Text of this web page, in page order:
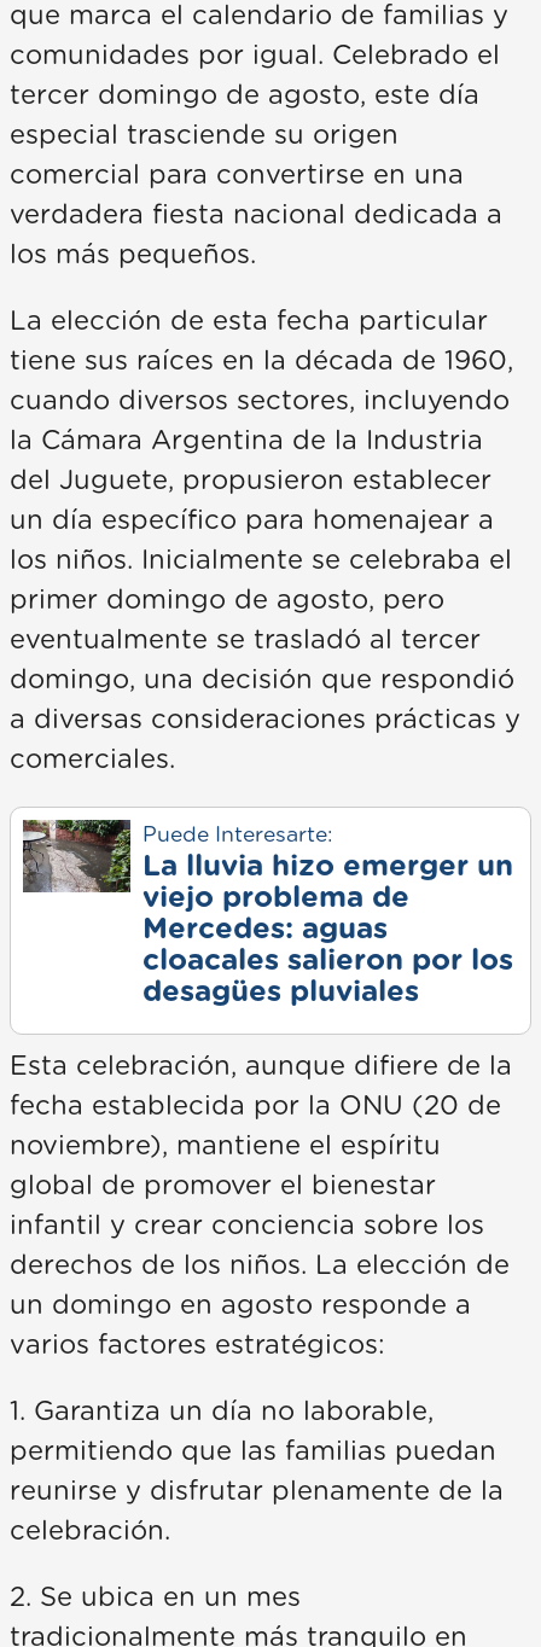
que marca el calendario de familias y
comunidades por igual. Celebrado el
tercer domingo de agosto, este día
especial trasciende su origen
comercial para convertirse en una
verdadera fiesta nacional dedicada a
los más pequeños.
La elección de esta fecha particular
tiene sus raíces en la década de 1960,
cuando diversos sectores, incluyendo
la Cámara Argentina de la Industria
del Juguete, propusieron establecer
un día específico para homenajear a
los niños. Inicialmente se celebraba el
primer domingo de agosto, pero
eventualmente se trasladó al tercer
domingo, una decisión que respondió
a diversas consideraciones prácticas y
comerciales.
Puede Interesarte:
La lluvia hizo emerger un
viejo problema de
Mercedes: aguas
cloacales salieron por los
desagües pluviales
Esta celebración, aunque difiere de la
fecha establecida por la ONU (20 de
noviembre), mantiene el espíritu
global de promover el bienestar
infantil y crear conciencia sobre los
derechos de los niños. La elección de
un domingo en agosto responde a
varios factores estratégicos:
1. Garantiza un día no laborable,
permitiendo que las familias puedan
reunirse y disfrutar plenamente de la
celebración.
2. Se ubica en un mes
tradicionalmente más tranquilo en